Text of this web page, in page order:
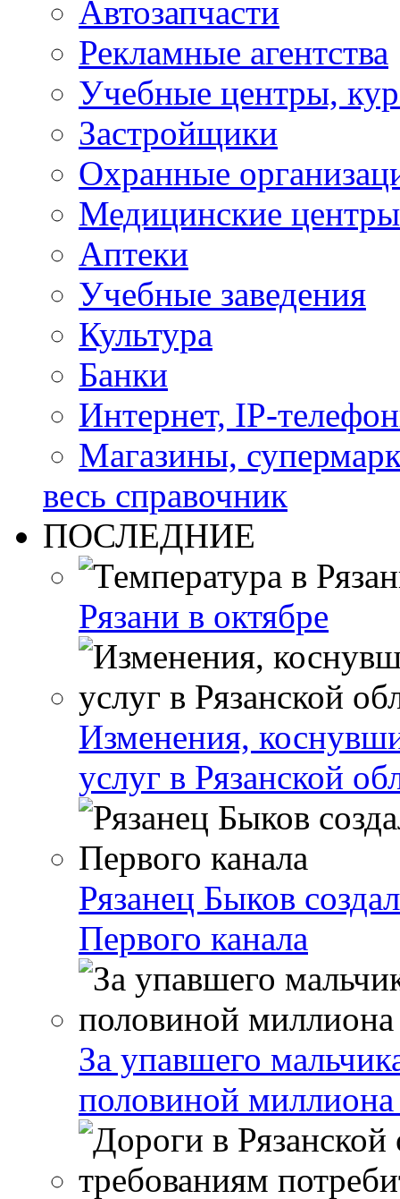
Автозапчасти
Рекламные агентства
Учебные центры,
Застройщики
Охранные
Медицинские центры
Аптеки
Учебные заведения
Культура
Банки
Интернет, IP-
Магазины,
весь справочник
ПОСЛЕДНИЕ
Рязани в октябре
Изменения,
услуг в Рязанской
Рязанец Быков
Первого канала
За упавшего
половиной миллиона